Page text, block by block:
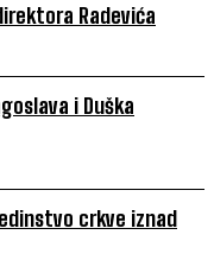
Radevića
i Duška
jedinstvo crkve iznad